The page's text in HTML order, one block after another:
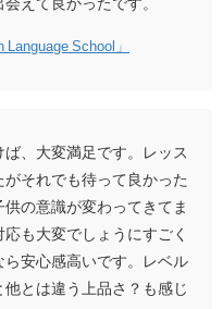
えて良かったです。
School」
、大変満足です。レッス
それでも待って良かった
の意識が変わってきてま
も大変でしょうにすごく
安心感高いです。レベル
とは違う上品さ？も感じ